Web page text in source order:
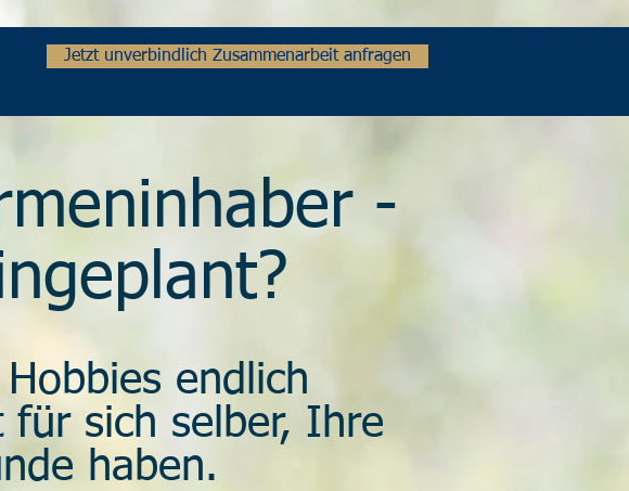
Jetzt unverbindlich Zusammenarbeit anfragen
-
endlich
für sich selber, Ihre
haben.